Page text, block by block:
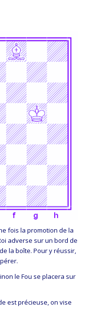
fois la promotion de la
adverse sur un bord de
la boîte. Pour y réussir,
le Fou se placera sur
est précieuse, on vise